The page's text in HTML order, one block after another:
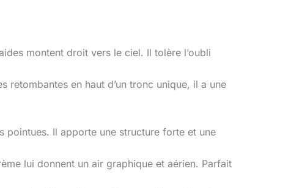
montent droit vers le ciel. Il tolère l’oubli
retombantes en haut d’un tronc unique, il a une
pointues. Il apporte une structure forte et une
lui donnent un air graphique et aérien. Parfait